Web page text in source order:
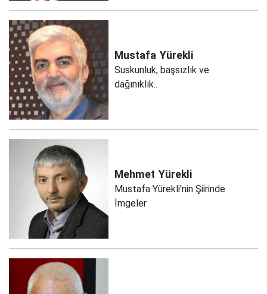
Mustafa Yürekli
Suskunluk, başsızlık ve
dağınıklık..
Mehmet Yürekli
Mustafa Yürekli'nin Şiirinde
İmgeler